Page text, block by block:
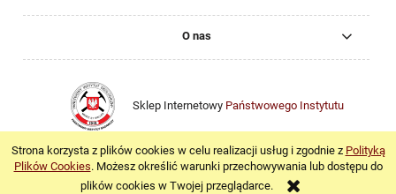
Strona korzysta z plików cookies w celu realizacji usług i zgodnie z Polityką
Plików Cookies. Możesz określić warunki przechowywania lub dostępu do
plików cookies w Twojej przeglądarce.
O nas
Sklep Internetowy Państwowego Instytutu
pokaż pełną wersję strony